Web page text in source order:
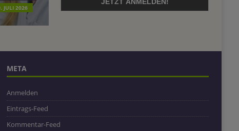
JULI 2026
META
Anmelden
Eintrags-Feed
Kommentar-Feed